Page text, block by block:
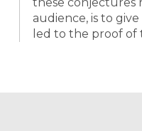
audience, is to
led to the proof of